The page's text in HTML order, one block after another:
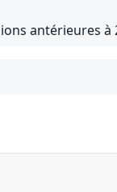
antérieures à